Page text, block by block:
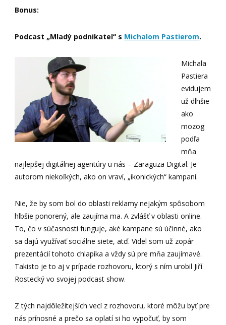
Bonus:
Podcast „Mladý podnikatel“ s Michalom Pastierom.
Michala
Pastiera
evidujem
už dlhšie
ako
mozog
podľa
mňa
najlepšej digitálnej agentúry u nás – Zaraguza Digital. Je
autorom niekoľkých, ako on vraví, „ikonických“ kampaní.
Nie, že by som bol do oblasti reklamy nejakým spôsobom
hlbšie ponorený, ale zaujíma ma. A zvlášť v oblasti online.
To, čo v súčasnosti funguje, aké kampane sú účinné, ako
sa dajú využívať sociálne siete, atď. Videl som už zopár
prezentácií tohoto chlapíka a vždy sú pre mňa zaujímavé.
Takisto je to aj v prípade rozhovoru, ktorý s ním urobil Jiří
Rostecký vo svojej podcast show.
Z tých najdôležitejších vecí z rozhovoru, ktoré môžu byť pre
nás prínosné a prečo sa oplatí si ho vypočuť, by som